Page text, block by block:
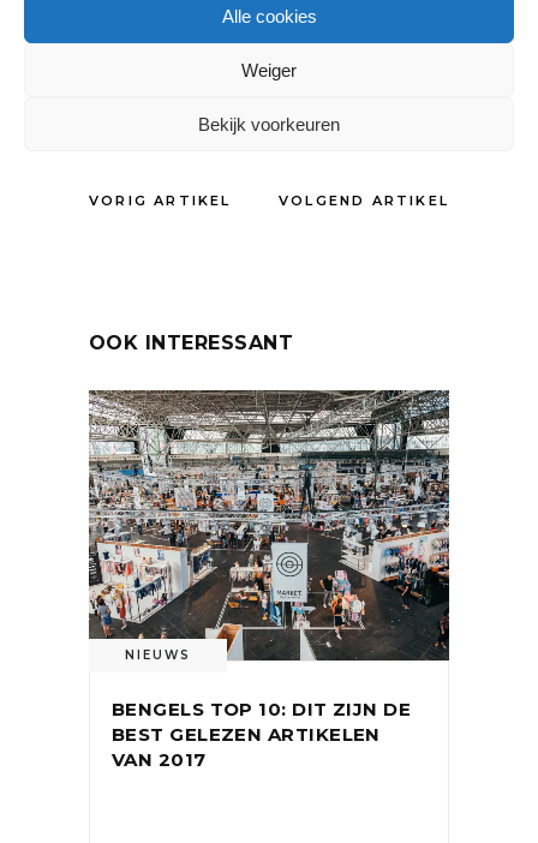
Alle cookies
Weiger
Bekijk voorkeuren
Kinderkledingwinkel
VORIG ARTIKEL VOLGEND ARTIKEL
OOK INTERESSANT
NIEUWS
BENGELS TOP 10: DIT ZIJN DE
BEST GELEZEN ARTIKELEN
VAN 2017